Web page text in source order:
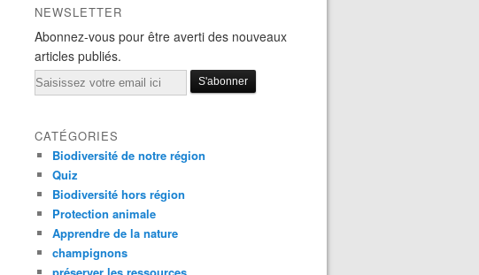
NEWSLETTER
Abonnez-vous pour être averti des nouveaux
articles publiés.
Email
CATÉGORIES
Biodiversité de notre région
Quiz
Biodiversité hors région
Protection animale
Apprendre de la nature
champignons